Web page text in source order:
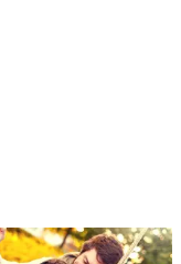
リス系女子の必須条
、とくに丸顔のリス
スをなでるような感
です。さらに、髪の
でると気持ちいい感
」と言ってなでても